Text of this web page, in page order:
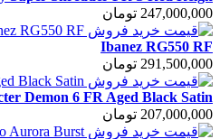
247,000,000 تومان
Ibanez RG550 RF
291,500,000 تومان
Demon 6 FR Aged Black Satin
207,000,000 تومان